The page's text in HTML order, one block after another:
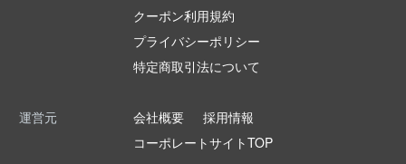
クーポン利用規約
プライバシーポリシー
特定商取引法について
運営元 会社概要
採用情報
コーポレートサイトTOP